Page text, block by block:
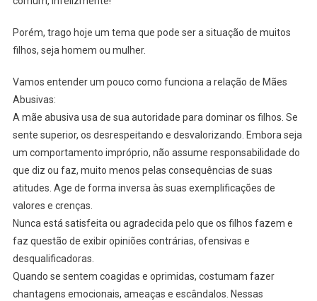
Porém, trago hoje um tema que pode ser a situação de muitos
filhos, seja homem ou mulher.
Vamos entender um pouco como funciona a relação de Mães
Abusivas:
A mãe abusiva usa de sua autoridade para dominar os filhos. Se
sente superior, os desrespeitando e desvalorizando. Embora seja
um comportamento impróprio, não assume responsabilidade do
que diz ou faz, muito menos pelas consequências de suas
atitudes. Age de forma inversa às suas exemplificações de
valores e crenças.
Nunca está satisfeita ou agradecida pelo que os filhos fazem e
faz questão de exibir opiniões contrárias, ofensivas e
desqualificadoras.
Quando se sentem coagidas e oprimidas, costumam fazer
chantagens emocionais, ameaças e escândalos. Nessas